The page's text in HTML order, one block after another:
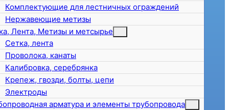
Комплектующие для лестничных ограждений
Нержавеющие метизы
Лента, Метизы и метсырье
Сетка, лента
Проволока, канаты
Калибровка, серебрянка
Крепеж, гвозди, болты, цепи
Электроды
арматура и элементы трубопровода